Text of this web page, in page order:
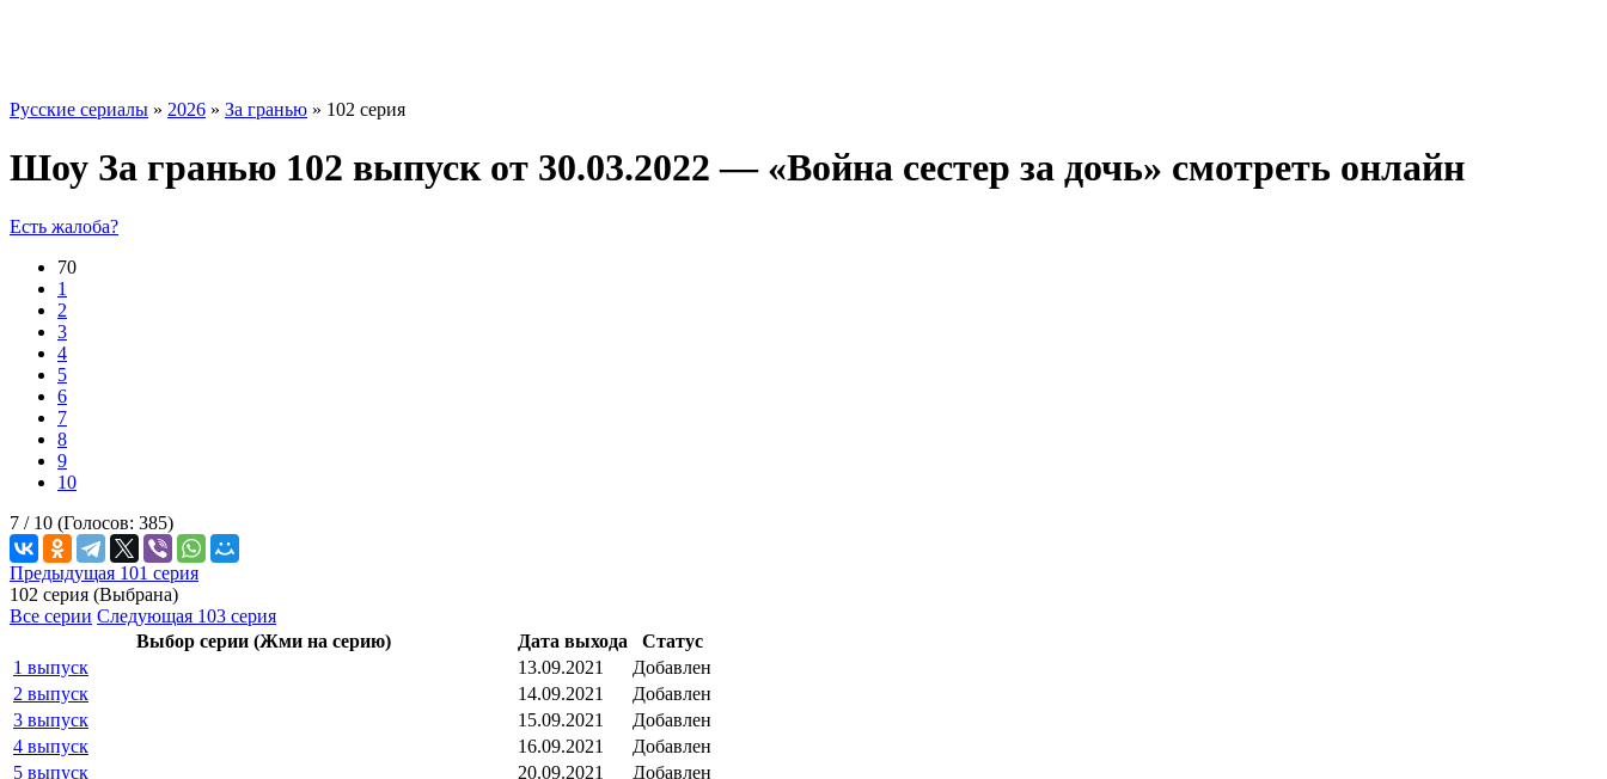
Русские сериалы » 2026 » За гранью » 102 серия
Шоу За гранью 102 выпуск от 30.03.2022 — «Война сестер за дочь» смотреть онлайн
Есть жалоба?
70
1
2
3
4
5
6
7
8
9
10
7 / 10 (Голосов: 385)
Предыдущая 101 серия
102 серия (Выбрана)
Все серии Следующая 103 серия
Выбор серии (Жми на серию)
Дата выхода
Статус
1 выпуск
13.09.2021
Добавлен
2 выпуск
14.09.2021
Добавлен
3 выпуск
15.09.2021
Добавлен
4 выпуск
16.09.2021
Добавлен
5 выпуск
20.09.2021
Добавлен